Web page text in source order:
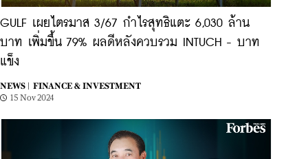
GULF เผยไตรมาส 3/67 กำไรสุทธิแตะ 6,030 ล้าน
บาท เพิ่มขึ้น 79% ผลดีหลังควบรวม INTUCH - บาท
แข็ง
NEWS |
FINANCE & INVESTMENT
15 Nov 2024